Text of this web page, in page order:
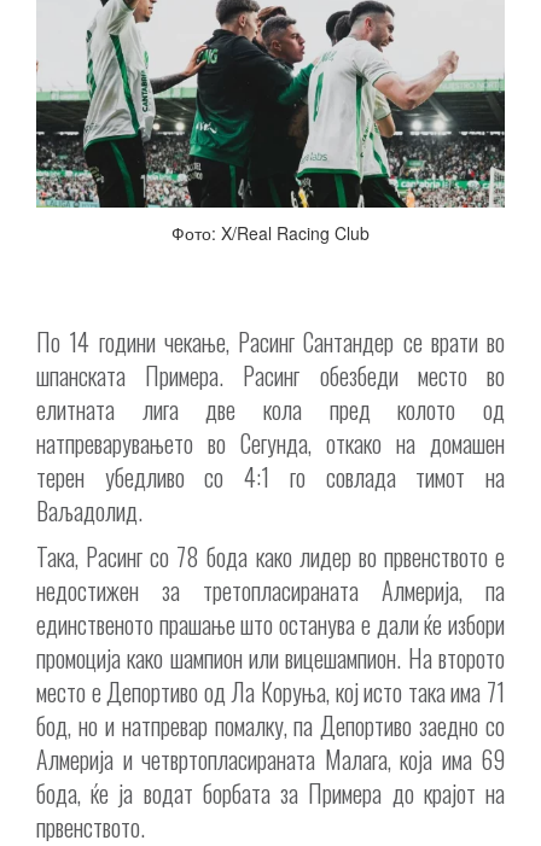
Фото: X/Real Racing Club
По 14 години чекање, Расинг Сантандер се врати во
шпанската Примера. Расинг обезбеди место во
елитната лига две кола пред колото од
натпреварувањето во Сегунда, откако на домашен
терен убедливо со 4:1 го совлада тимот на
Ваљадолид.
Така, Расинг со 78 бода како лидер во првенството е
недостижен за третопласираната Алмерија, па
единственото прашање што останува е дали ќе избори
промоција како шампион или вицешампион. На второто
место е Депортиво од Ла Коруња, кој исто така има 71
бод, но и натпревар помалку, па Депортиво заедно со
Алмерија и четвртопласираната Малага, која има 69
бода, ќе ја водат борбата за Примера до крајот на
првенството.